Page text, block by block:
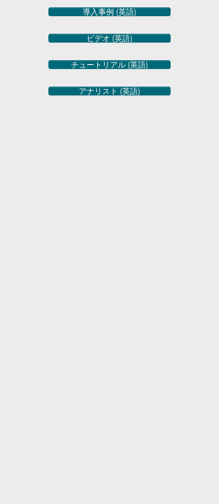
導入事例 (英語)
ビデオ (英語)
チュートリアル (英語)
アナリスト (英語)